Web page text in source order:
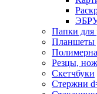
Папки для
Планшеты
Резцы,
Скетчбуки
Стержни